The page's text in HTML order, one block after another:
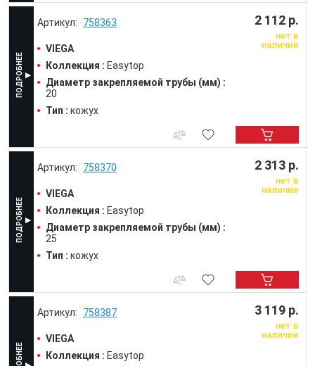
758363
VIEGA
Коллекция : Easytop
Диаметр закрепляемой трубы (мм) :
20
Тип : кожух
2 112 р.
нет в
наличии
758370
VIEGA
Коллекция : Easytop
Диаметр закрепляемой трубы (мм) :
25
Тип : кожух
2 313 р.
нет в
наличии
758387
VIEGA
Коллекция : Easytop
3 119 р.
нет в
наличии